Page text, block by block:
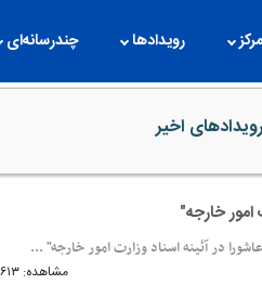
رویدادها چندرسانه‌ای
رویدادهای اخیر
امور خارجه"
در آئینه اسناد وزارت امور خارجه" ...
مشاهده: ۶۱۳